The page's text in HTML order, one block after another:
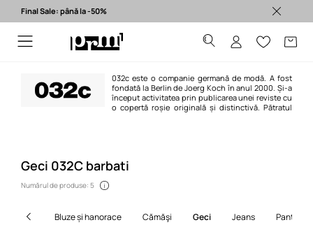
Final Sale: până la -50%
032c este o companie germană de modă. A fost
fondată la Berlin de Joerg Koch în anul 2000. Și-a
început activitatea prin publicarea unei reviste cu
o copertă roșie originală și distinctivă. Pătratul
Geci 032C barbati
Numărul de produse: 5
bluze și hanorace cămăşi geci jeans pantaloni